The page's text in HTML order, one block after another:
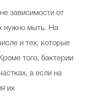
зависимости от
нужно мыть. На
и тех, которые
того, бактерии
а если на
их